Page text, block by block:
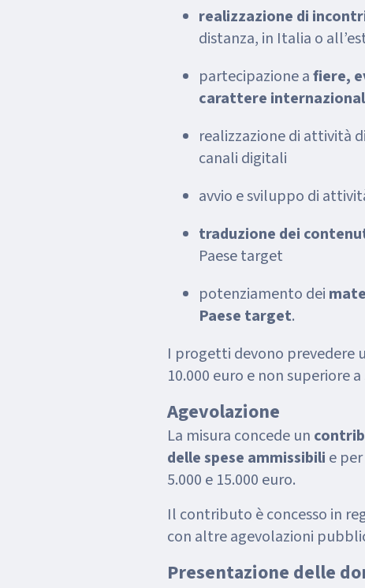
realizzazione di
distanza, in Italia o
partecipazione afiere,
carattere
realizzazione di attività di
canali digitali
avvio e sviluppo di
traduzione dei
Paese target
potenziamento dei
Paese target.
I progetti devono prevedere
10.000 euro e non superiore a
Agevolazione
La misura concede un
delle spese ammissibili e
5.000 e 15.000 euro.
Il contributo è concesso in
con altre agevolazioni
Presentazione delle